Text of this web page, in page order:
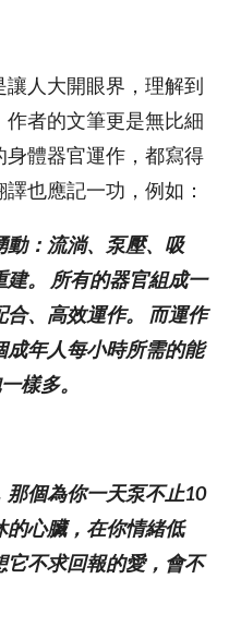
人大開眼界，理解到
者的文筆更是無比細
體器官運作，都寫得
也應記一功，例如：
：流淌、泵壓、吸
。 所有的器官組成一
、高效運作。 而運作
成年人每小時所需的能
樣多。
個為你一天泵不止10
心臟，在你情緒低
它不求回報的愛，會不